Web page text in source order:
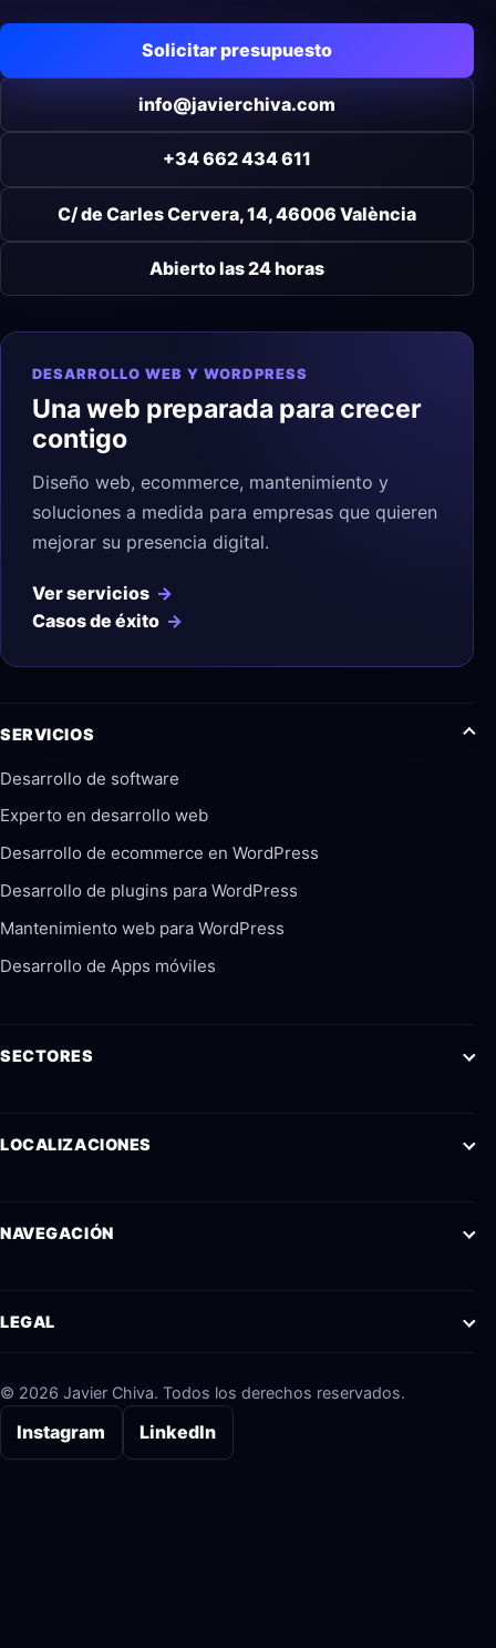
Solicitar presupuesto
info@javierchiva.com
+34 662 434 611
C/ de Carles Cervera, 14, 46006 València
Abierto las 24 horas
DESARROLLO WEB Y WORDPRESS
Una web preparada para crecer
contigo
Diseño web, ecommerce, mantenimiento y
soluciones a medida para empresas que quieren
mejorar su presencia digital.
Ver servicios
Casos de éxito
SERVICIOS
Desarrollo de software
Experto en desarrollo web
Desarrollo de ecommerce en WordPress
Desarrollo de plugins para WordPress
Mantenimiento web para WordPress
Desarrollo de Apps móviles
SECTORES
LOCALIZACIONES
NAVEGACIÓN
LEGAL
© 2026 Javier Chiva. Todos los derechos reservados.
Instagram LinkedIn